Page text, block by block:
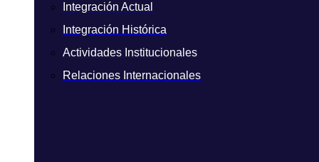
Integración Actual
Integración Histórica
Actividades Institucionales
Relaciones Internacionales